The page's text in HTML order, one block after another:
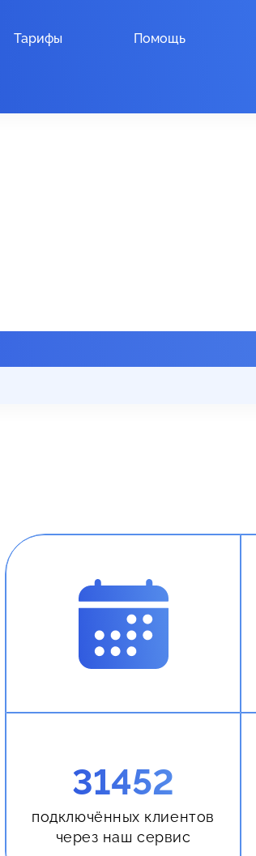
Тарифы Помощь
31452
подключённых клиентов
через наш сервис